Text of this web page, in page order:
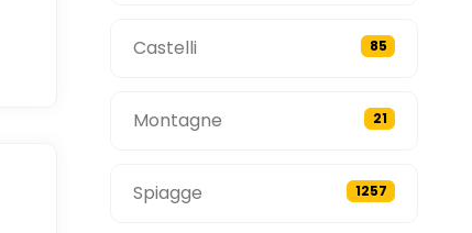
Castelli 85
Montagne 21
Spiagge 1257